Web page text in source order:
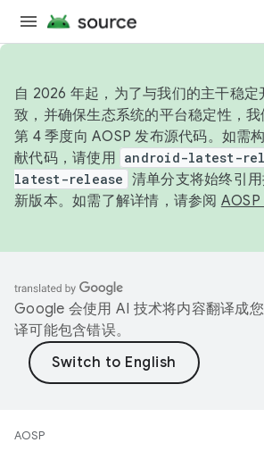
自 2026 年起，为了与我们的主干稳定
致，并确保生态系统的平台稳定性，
第 4 季度向 AOSP 发布源代码。如需
献代码，请使用 android-latest-
latest-release 清单分支将始终引
新版本。如需了解详情，请参阅 AOSP
Google 会使用 AI 技术将内容翻译成
译可能包含错误。
AOSP